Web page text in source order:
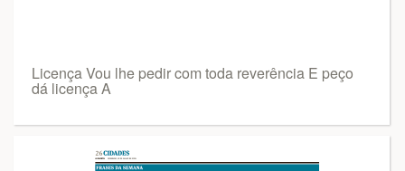
Licença Vou lhe pedir com toda reverência E peço
dá licença A